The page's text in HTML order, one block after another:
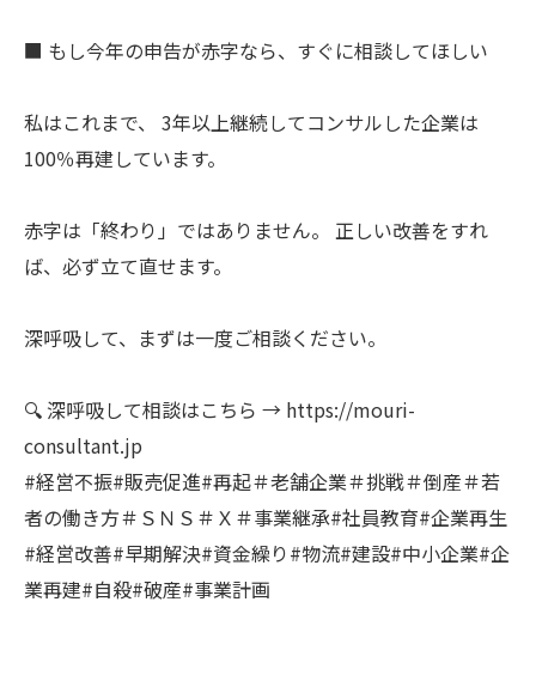
■ もし今年の申告が赤字なら、すぐに相談してほしい
私はこれまで、 3年以上継続してコンサルした企業は
100％再建しています。
赤字は「終わり」ではありません。 正しい改善をすれ
ば、必ず立て直せます。
深呼吸して、まずは一度ご相談ください。
🔍 深呼吸して相談はこちら → https://mouri-
consultant.jp
#経営不振#販売促進#再起＃老舗企業＃挑戦＃倒産＃若
者の働き方＃ＳＮＳ＃Ｘ＃事業継承#社員教育#企業再生
#経営改善#早期解決#資金繰り#物流#建設#中小企業#企
業再建#自殺#破産#事業計画